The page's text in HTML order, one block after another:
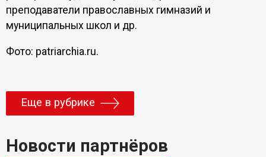
преподаватели православных гимназий и
муниципальных школ и др.
Фото: patriarchia.ru.
Еще в рубрике
Новости партнёров